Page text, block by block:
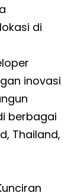
di
inovasi
berbagai
Thailand,